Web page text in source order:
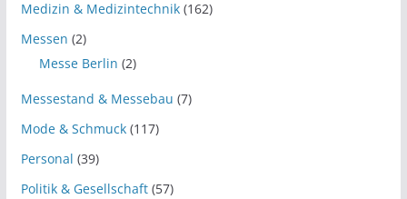
Medizin & Medizintechnik(162)
Messen (2)
Messe Berlin (2)
Messestand & Messebau (7)
Mode & Schmuck(117)
Personal (39)
Politik & Gesellschaft(57)